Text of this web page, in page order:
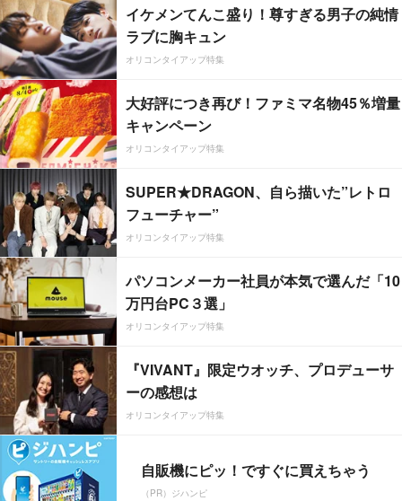
イケメンてんこ盛り！尊すぎる男子の純情
ラブに胸キュン
オリコンタイアップ特集
大好評につき再び！ファミマ名物45％増量
キャンペーン
オリコンタイアップ特集
SUPER★DRAGON、自ら描いた”レトロ
フューチャー”
オリコンタイアップ特集
パソコンメーカー社員が本気で選んだ「10
万円台PC３選」
オリコンタイアップ特集
『VIVANT』限定ウオッチ、プロデューサ
ーの感想は
オリコンタイアップ特集
自販機にピッ！ですぐに買えちゃう
（PR）ジハンピ